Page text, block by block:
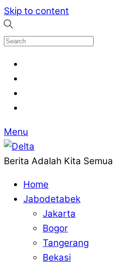
Skip to content
Menu
Berita Adalah Kita Semua
Home
Jabodetabek
Jakarta
Bogor
Tangerang
Bekasi